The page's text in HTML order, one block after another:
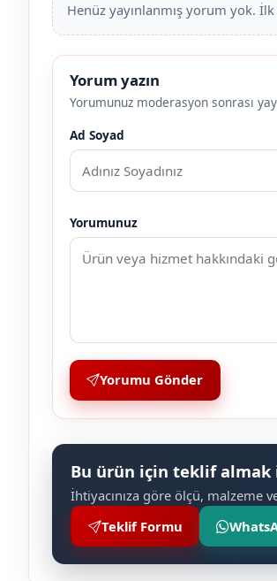
Henüz yayınlanmış yorum yok.
Yorum yazın
Yorumunuz moderasyon sonrası
Ad Soyad
Yorumunuz
Yorumu Gönder
Bu ürün için teklif almak
İhtiyacınıza göre ölçü, malzeme
Teklif Formu